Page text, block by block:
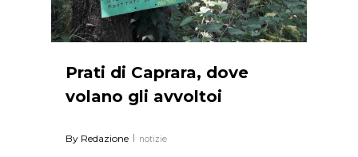
Prati di Caprara, dove
volano gli avvoltoi
By Redazione notizie